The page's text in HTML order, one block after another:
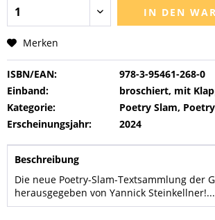
IN DEN
Merken
ISBN/EAN:
978-3-95461-268-0
Einband:
broschiert, mit
Kategorie:
Poetry Slam,
Erscheinungsjahr:
2024
Beschreibung
Die neue Poetry-Slam-Textsammlung der
herausgegeben von Yannick Steinkellner!...